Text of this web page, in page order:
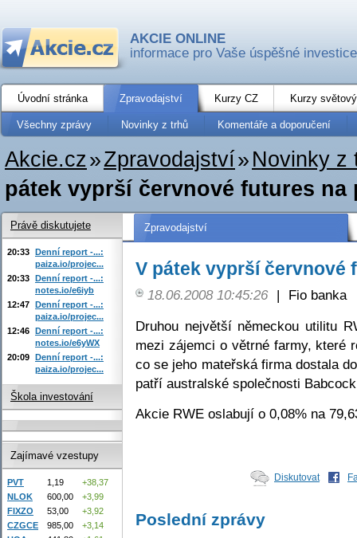
AKCIE ONLINE
informace pro Vaše úspěšné investice
Úvodní stránka Zpravodajství Kurzy CZ Kurzy
Všechny zprávy Novinky z trhů Komentáře a doporučení
Akcie.cz»Zpravodajství» Novinky z
pátek vyprší červnové futures na
Zpravodajství
V pátek vyprší červnové
18.06.2008 10:45:26 |
Fio banka
Druhou největší německou utilitu
mezi zájemci o větrné farmy, které
co se jeho mateřská firma dostala
patří australské společnosti
Akcie RWE oslabují o 0,08% na
Diskutovat
Poslední zprávy
Právě diskutujete
20:33 Denní report -...:
paiza.io/projec...
20:33 Denní report -...:
notes.io/e6iyb
12:47 Denní report -...:
paiza.io/projec...
12:46 Denní report -...:
notes.io/e6yWX
20:09 Denní report -...:
paiza.io/projec...
Škola investování
Zajímavé vzestupy
PVT 1,19
+38,37
NLOK
600,00
+3,99
FIXZO
53,00
+3,92
CZGCE
985,00
+3,14